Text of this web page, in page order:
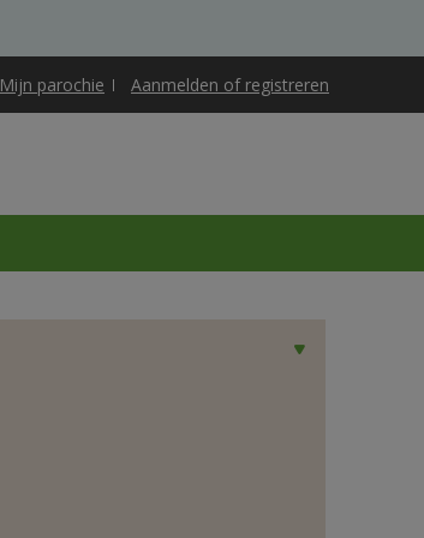
Mijn parochie Aanmelden of registreren